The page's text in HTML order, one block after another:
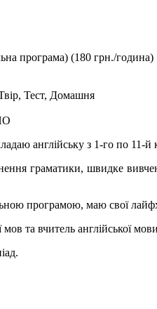
програма) (180 грн./година)
Тест, Домашня
англійську з 1-го по 11-й
граматики, швидке
програмою, маю свої
та вчитель англійської